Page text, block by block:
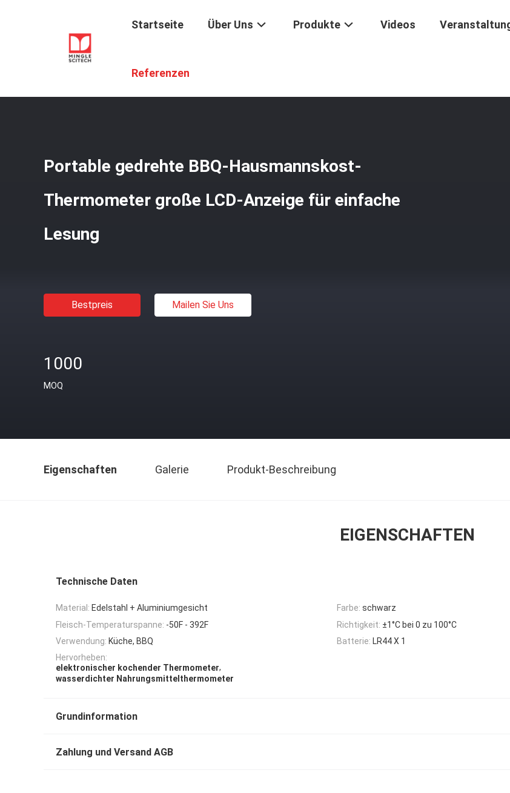
Startseite Über Uns Produkte Videos
Referenzen
Portable gedrehte BBQ-Hausmannskost-
Thermometer große LCD-Anzeige für einfache
Lesung
Bestpreis Mailen Sie Uns
1000
MOQ
Eigenschaften Galerie Produkt-Beschreibung
EIGENSCHAFTEN
Technische Daten
Material: Edelstahl + Aluminiumgesicht Farbe: schwarz
Fleisch-Temperaturspanne: -50F - 392F Richtigkeit: ±1°C bei 0 zu 100°C
Verwendung: Küche, BBQ Batterie: LR44 X 1
Hervorheben:
elektronischer kochender Thermometer,
wasserdichter Nahrungsmittelthermometer
Grundinformation
Zahlung und Versand AGB